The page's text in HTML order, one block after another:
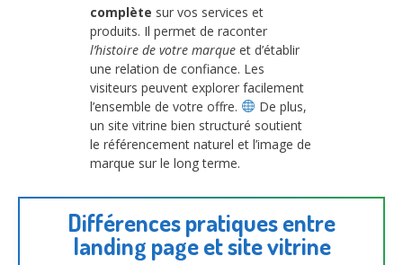
complète sur vos services et
produits. Il permet de raconter
l’histoire de votre marque et d’établir
une relation de confiance. Les
visiteurs peuvent explorer facilement
l’ensemble de votre offre.
De plus,
un site vitrine bien structuré soutient
le référencement naturel et l’image de
marque sur le long terme.
Différences pratiques entre
landing page et site vitrine